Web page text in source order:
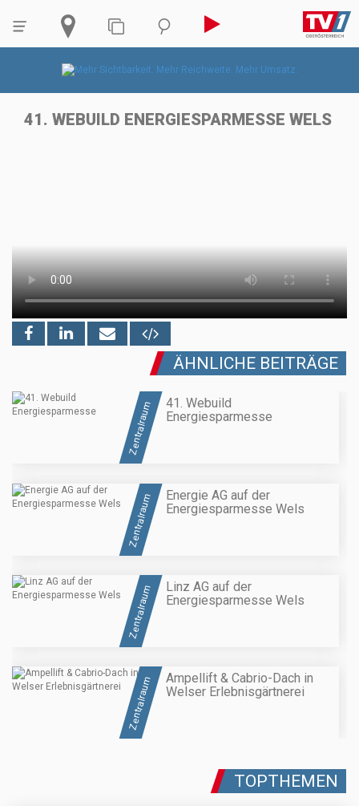
41. WEBUILD ENERGIESPARMESSE WELS
ÄHNLICHE BEITRÄGE
Zentralraum
41. Webuild
Energiesparmesse
Zentralraum
Energie AG auf der
Energiesparmesse Wels
Zentralraum
Linz AG auf der
Energiesparmesse Wels
Zentralraum
Ampellift & Cabrio-Dach in
Welser Erlebnisgärtnerei
TOPTHEMEN